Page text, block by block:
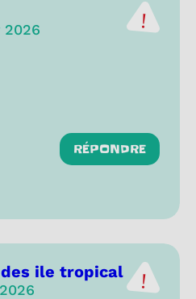
2026
les réactions
RÉPONDRE
ile tropical